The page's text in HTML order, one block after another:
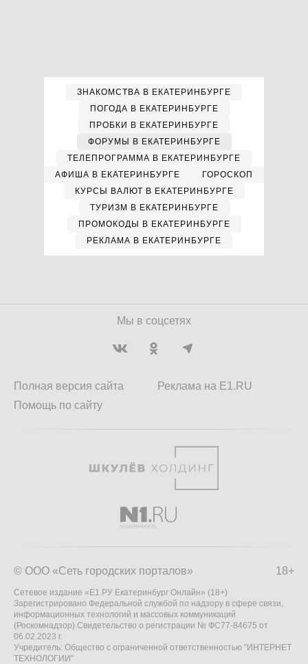
ЗНАКОМСТВА В ЕКАТЕРИНБУРГЕ
ПОГОДА В ЕКАТЕРИНБУРГЕ
ПРОБКИ В ЕКАТЕРИНБУРГЕ
ФОРУМЫ В ЕКАТЕРИНБУРГЕ
ТЕЛЕПРОГРАММА В ЕКАТЕРИНБУРГЕ
АФИША В ЕКАТЕРИНБУРГЕ
ГОРОСКОП
КУРСЫ ВАЛЮТ В ЕКАТЕРИНБУРГЕ
ТУРИЗМ В ЕКАТЕРИНБУРГЕ
ПРОМОКОДЫ В ЕКАТЕРИНБУРГЕ
РЕКЛАМА В ЕКАТЕРИНБУРГЕ
Мы в соцсетях
Полная версия сайта
Помощь по сайту
Реклама на E1.RU
18+
© ООО «Сеть городских порталов»
Сетевое издание «Е1.РУ Екатеринбург Онлайн» (18+)
Зарегистрировано Федеральной службой по надзору в сфере связи,
информационных технологий и массовых коммуникаций
(Роскомнадзор) Свидетельство о регистрации № ФС77-84675 от
06.02.2023 г.
Учредитель: Общество с ограниченной ответственностью "ИНТЕРНЕТ
ТЕХНОЛОГИИ"